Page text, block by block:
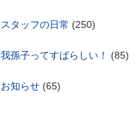
スタッフの日常 (250)
我孫子ってすばらしい！ (85)
お知らせ (65)